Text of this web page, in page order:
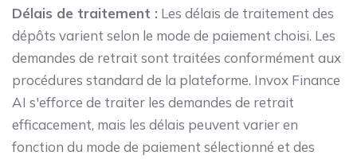
Délais de traitement : Les délais de traitement des
dépôts varient selon le mode de paiement choisi. Les
demandes de retrait sont traitées conformément aux
procédures standard de la plateforme. Invox Finance
AI s'efforce de traiter les demandes de retrait
efficacement, mais les délais peuvent varier en
fonction du mode de paiement sélectionné et des